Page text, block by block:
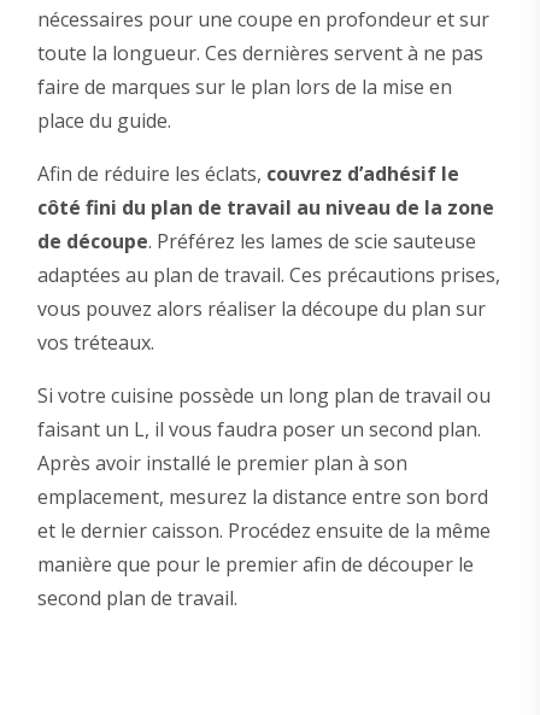
nécessaires pour une coupe en profondeur et sur
toute la longueur. Ces dernières servent à ne pas
faire de marques sur le plan lors de la mise en
place du guide.
Afin de réduire les éclats, couvrez d’adhésif le
côté fini du plan de travail au niveau de la zone
de découpe. Préférez les lames de scie sauteuse
adaptées au plan de travail. Ces précautions prises,
vous pouvez alors réaliser la découpe du plan sur
vos tréteaux.
Si votre cuisine possède un long plan de travail ou
faisant un L, il vous faudra poser un second plan.
Après avoir installé le premier plan à son
emplacement, mesurez la distance entre son bord
et le dernier caisson. Procédez ensuite de la même
manière que pour le premier afin de découper le
second plan de travail.